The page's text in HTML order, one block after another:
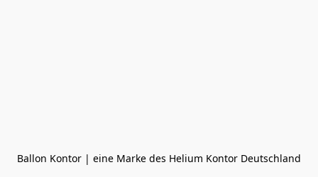
Ballon Kontor | eine Marke des Helium Kontor Deutschland